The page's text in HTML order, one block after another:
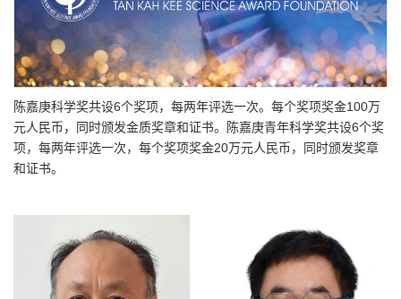
陈嘉庚科学奖共设6个奖项，每两年评选一次。每个奖项奖金100万
元人民币，同时颁发金质奖章和证书。陈嘉庚青年科学奖共设6个奖
项，每两年评选一次，每个奖项奖金20万元人民币，同时颁发奖章
和证书。